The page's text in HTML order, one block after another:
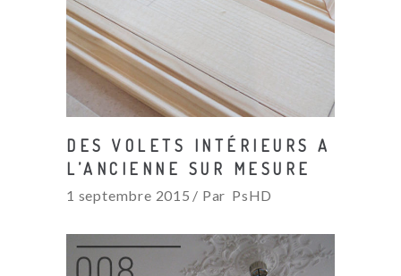
DES VOLETS INTÉRIEURS A
L’ANCIENNE SUR MESURE
1 septembre 2015 Par PsHD